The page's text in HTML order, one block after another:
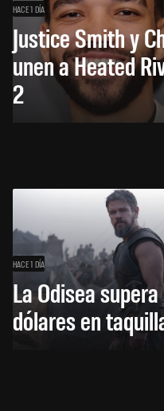
HACE 1 DÍA
Justice Smith y
unen a Heated
2
HACE 1 DÍA
La Odisea
dólares en